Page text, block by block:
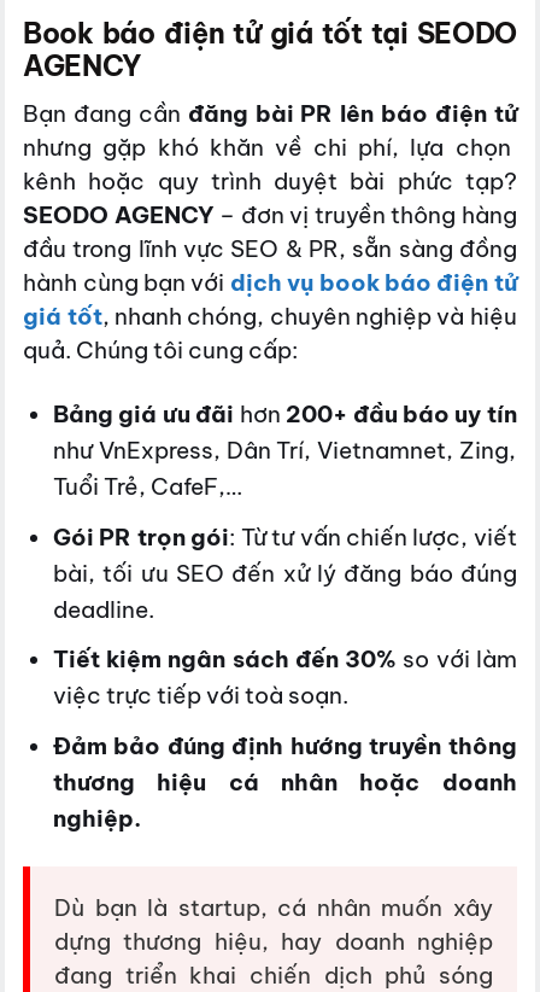
Book báo điện tử giá tốt tại SEODO
AGENCY
Bạn đang cần đăng bài PR lên báo điện tử
nhưng gặp khó khăn về chi phí, lựa chọn
kênh hoặc quy trình duyệt bài phức tạp?
SEODO AGENCY – đơn vị truyền thông hàng
đầu trong lĩnh vực SEO & PR, sẵn sàng đồng
hành cùng bạn với dịch vụ book báo điện tử
giá tốt, nhanh chóng, chuyên nghiệp và hiệu
quả. Chúng tôi cung cấp:
Bảng giá ưu đãi hơn 200+ đầu báo uy tín
như VnExpress, Dân Trí, Vietnamnet, Zing,
Tuổi Trẻ, CafeF,…
Gói PR trọn gói: Từ tư vấn chiến lược, viết
bài, tối ưu SEO đến xử lý đăng báo đúng
deadline.
Tiết kiệm ngân sách đến 30% so với làm
việc trực tiếp với toà soạn.
Đảm bảo đúng định hướng truyền thông
thương hiệu cá nhân hoặc doanh
nghiệp.
Dù bạn là startup, cá nhân muốn xây
dựng thương hiệu, hay doanh nghiệp
đang triển khai chiến dịch phủ sóng